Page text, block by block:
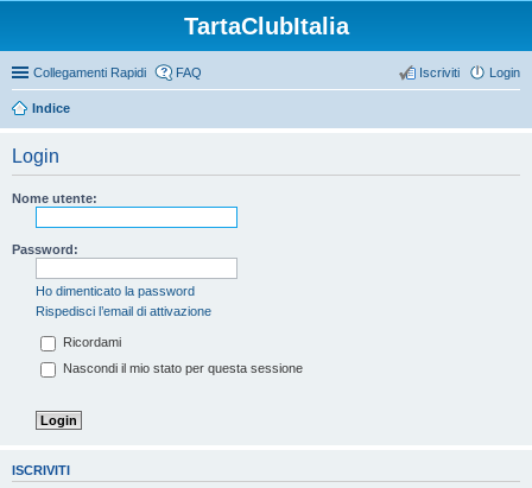
TartaClubItalia
Collegamenti Rapidi FAQ Login
Iscriviti
Indice
Login
Nome utente:
Password:
Ho dimenticato la password
Rispedisci l’email di attivazione
Ricordami
Nascondi il mio stato per questa sessione
ISCRIVITI